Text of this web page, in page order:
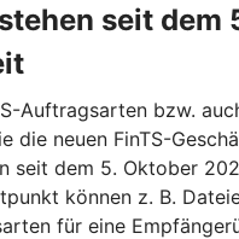
seit dem
Auftragsarten bzw.
die neuen FinTS-
seit dem 5. Oktober
können z. B.
für eine